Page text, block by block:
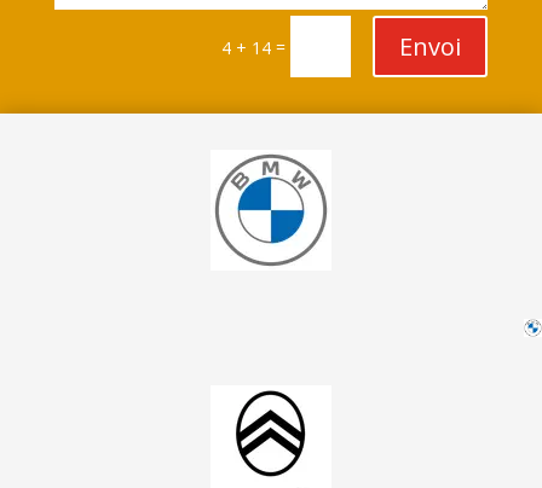
4 + 14 = Envoi